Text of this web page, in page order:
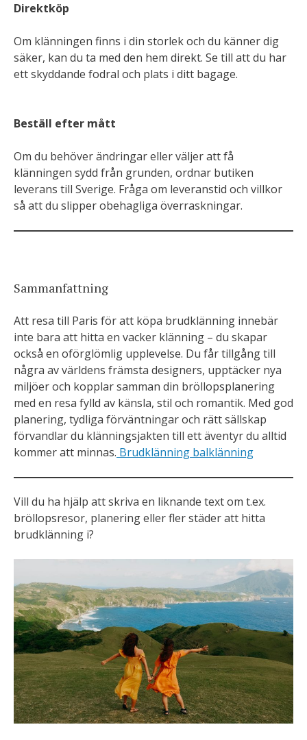
Direktköp
Om klänningen finns i din storlek och du känner dig
säker, kan du ta med den hem direkt. Se till att du har
ett skyddande fodral och plats i ditt bagage.
Beställ efter mått
Om du behöver ändringar eller väljer att få
klänningen sydd från grunden, ordnar butiken
leverans till Sverige. Fråga om leveranstid och villkor
så att du slipper obehagliga överraskningar.
Sammanfattning
Att resa till Paris för att köpa brudklänning innebär
inte bara att hitta en vacker klänning – du skapar
också en oförglömlig upplevelse. Du får tillgång till
några av världens främsta designers, upptäcker nya
miljöer och kopplar samman din bröllopsplanering
med en resa fylld av känsla, stil och romantik. Med god
planering, tydliga förväntningar och rätt sällskap
förvandlar du klänningsjakten till ett äventyr du alltid
kommer att minnas. Brudklänning balklänning
Vill du ha hjälp att skriva en liknande text om t.ex.
bröllopsresor, planering eller fler städer att hitta
brudklänning i?